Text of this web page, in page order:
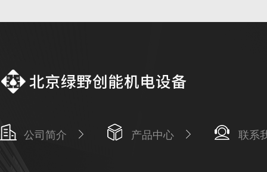
公司简介 产品中心 联系